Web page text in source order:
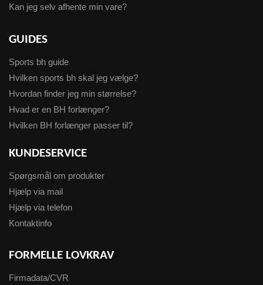
Kan jeg selv afhente min vare?
GUIDES
Sports bh guide
Hvilken sports bh skal jeg vælge?
Hvordan finder jeg min størrelse?
Hvad er en BH forlænger?
Hvilken BH forlænger passer til?
KUNDESERVICE
Spørgsmål om produkter
Hjælp via mail
Hjælp via telefon
Kontaktinfo
FORMELLE LOVKRAV
Firmadata/CVR